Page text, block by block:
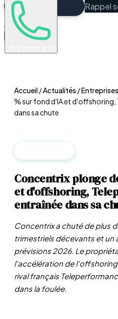
Rappel
Espace Client
Accueil/Actualités /Entreprises
% sur fond d'IA et
dans sa chute
Concentrix plonge
et d'offshoring,
entraînée dans sa
Concentrix a chuté de plus
trimestriels décevants et un
prévisions 2026. Le
l'accélération de
rival français
dans la foulée.